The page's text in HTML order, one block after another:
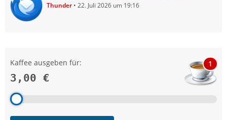
Thunder 22. Juli 2026 um 19:16
Kaffee ausgeben für:
3,00 €
1